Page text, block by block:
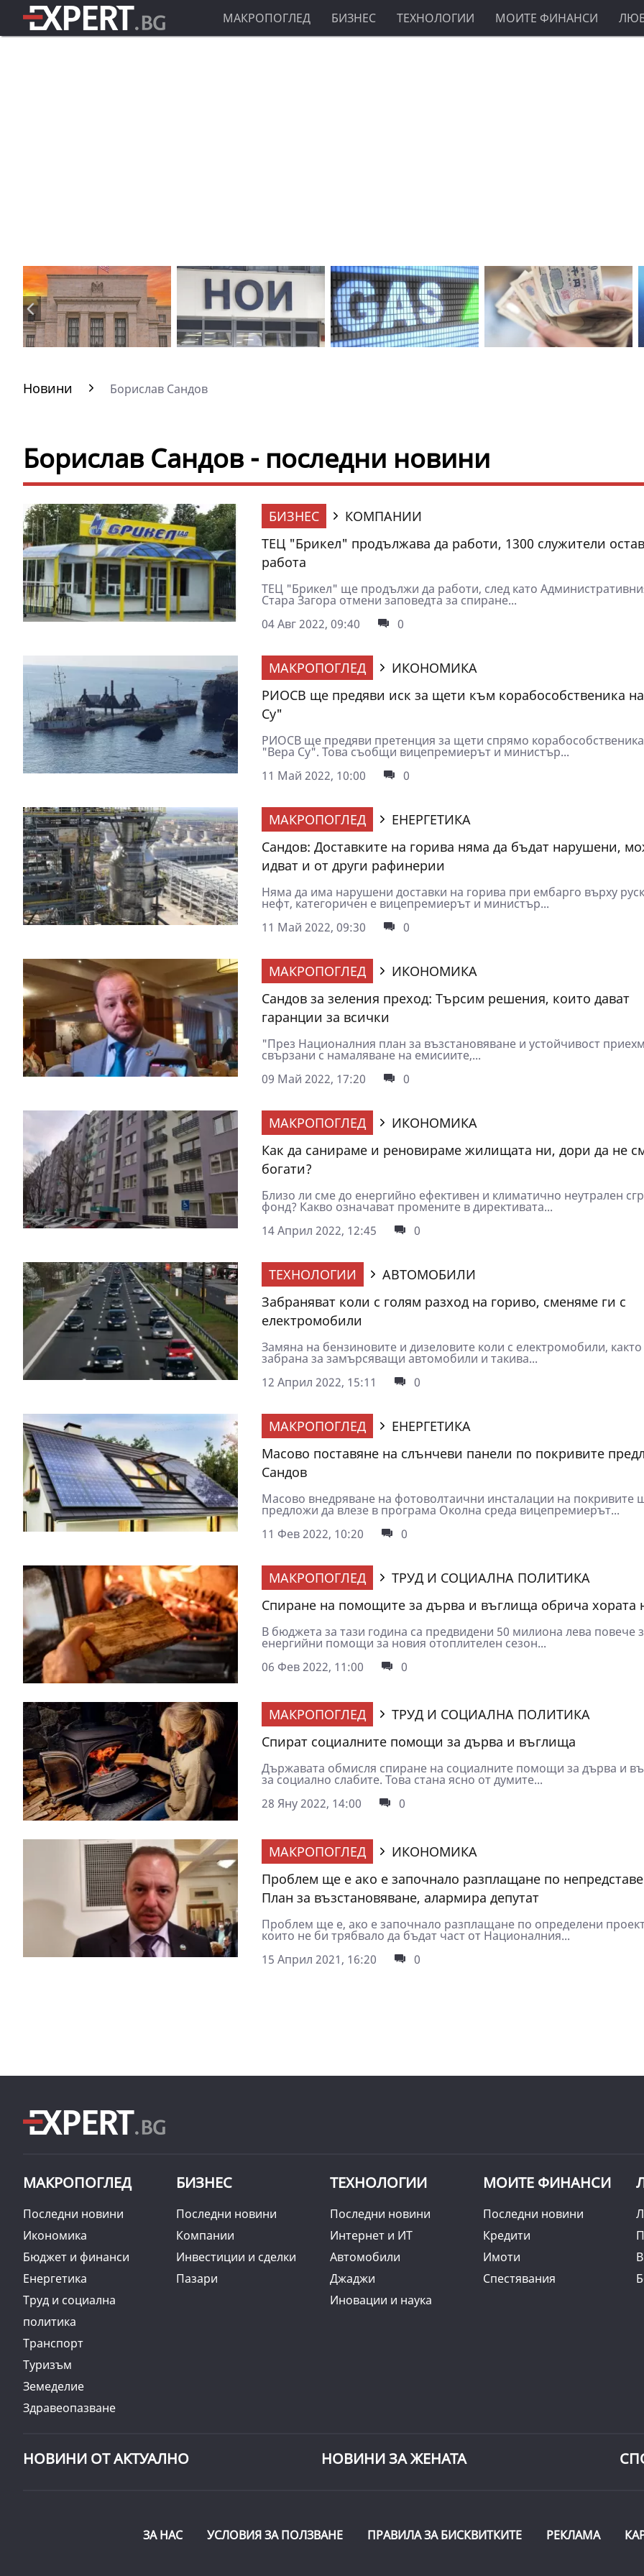
МАКРОПОГЛЕД БИЗНЕС ТЕХНОЛОГИИ МОИТЕ ФИНАНСИ
Новини Борислав Сандов
Борислав Сандов - последни новини
БИЗНЕС
КОМПАНИИ
ТЕЦ "Брикел" продължава да работи, 1300 служители
работа
ТЕЦ "Брикел" ще продължи да работи, след като
Стара Загора отмени заповедта за спиране...
04 Авг 2022, 09:40
0
МАКРОПОГЛЕД
ИКОНОМИКА
РИОСВ ще предяви иск за щети към корабособственика
Су"
РИОСВ ще предяви претенция за щети спрямо
"Вера Су". Това съобщи вицепремиерът и министър...
11 Май 2022, 10:00
0
МАКРОПОГЛЕД
ЕНЕРГЕТИКА
Сандов: Доставките на горива няма да бъдат нарушени,
идват и от други рафинерии
Няма да има нарушени доставки на горива при ембарго върху
нефт, категоричен е вицепремиерът и министър...
11 Май 2022, 09:30
0
МАКРОПОГЛЕД
ИКОНОМИКА
Сандов за зеления преход: Търсим решения, които дават
гаранции за всички
"През Националния план за възстановяване и устойчивост
свързани с намаляване на емисиите,...
09 Май 2022, 17:20
0
МАКРОПОГЛЕД
ИКОНОМИКА
Как да санираме и реновираме жилищата ни, дори да не
богати?
Близо ли сме до енергийно ефективен и климатично неутрален
фонд? Какво означават промените в директивата...
14 Април 2022, 12:45
0
ТЕХНОЛОГИИ
АВТОМОБИЛИ
Забраняват коли с голям разход на гориво, сменяме ги с
електромобили
Замяна на бензиновите и дизеловите коли с електромобили, както
забрана за замърсяващи автомобили и такива...
12 Април 2022, 15:11
0
МАКРОПОГЛЕД
ЕНЕРГЕТИКА
Масово поставяне на слънчеви панели по покривите
Сандов
Масово внедряване на фотоволтаични инсталации на покривите
предложи да влезе в програма Околна среда вицепремиерът...
11 Фев 2022, 10:20
0
МАКРОПОГЛЕД
ТРУД И СОЦИАЛНА ПОЛИТИКА
Спиране на помощите за дърва и въглища обрича хората
В бюджета за тази година са предвидени 50 милиона лева повече
енергийни помощи за новия отоплителен сезон...
06 Фев 2022, 11:00
0
МАКРОПОГЛЕД
ТРУД И СОЦИАЛНА ПОЛИТИКА
Спират социалните помощи за дърва и въглища
Държавата обмисля спиране на социалните помощи за дърва и
за социално слабите. Това стана ясно от думите...
28 Яну 2022, 14:00
0
МАКРОПОГЛЕД
ИКОНОМИКА
Проблем ще е ако е започнало разплащане по
План за възстановяване, алармира депутат
Проблем ще е, ако е започнало разплащане по определени
които не би трябвало да бъдат част от Националния...
15 Април 2021, 16:20
0
МАКРОПОГЛЕД
Последни новини
Икономика
Бюджет и финанси
Енергетика
Труд и социална
политика
Транспорт
Туризъм
Земеделие
Здравеопазване
БИЗНЕС
Последни новини
Компании
Инвестиции и сделки
Пазари
ТЕХНОЛОГИИ
Последни новини
Интернет и ИТ
Автомобили
Джаджи
Иновации и наука
МОИТЕ ФИНАНСИ
Последни новини
Кредити
Имоти
Спестявания
НОВИНИ ОТ АКТУАЛНО НОВИНИ ЗА ЖЕНАТА
ЗА НАС УСЛОВИЯ ЗА ПОЛЗВАНЕ ПРАВИЛА ЗА БИСКВИТКИТЕ РЕКЛАМА